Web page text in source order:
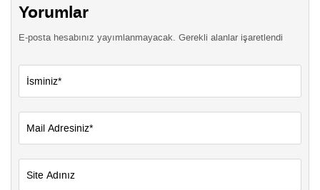
Yorumlar
E-posta hesabınız yayımlanmayacak. Gerekli alanlar işaretlendi